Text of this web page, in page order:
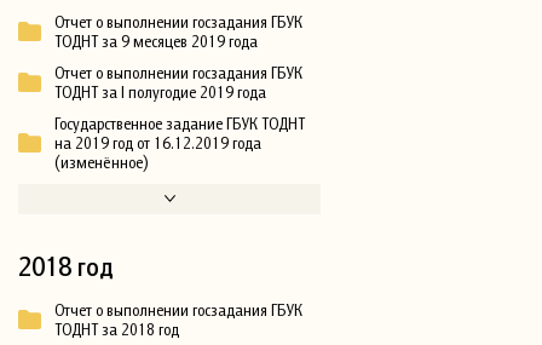
Отчет о выполнении госзадания ГБУК
ТОДНТ за 9 месяцев 2019 года
Отчет о выполнении госзадания ГБУК
ТОДНТ за I полугодие 2019 года
Государственное задание ГБУК ТОДНТ
на 2019 год от 16.12.2019 года
(изменённое)
2018 год
Отчет о выполнении госзадания ГБУК
ТОДНТ за 2018 год